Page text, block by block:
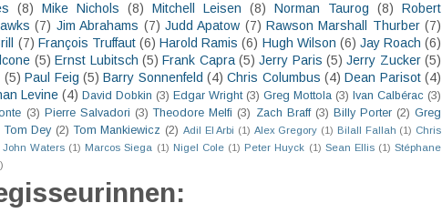
(8) Mike Nichols (8) Mitchell Leisen (8) Norman Taurog (8)
Robert
(7) Jim Abrahams (7) Judd Apatow (7) Rawson Marshall Thurber (7)
(7) François Truffaut (6) Harold Ramis (6) Hugh Wilson (6) Jay Roach (6)
(5) Ernst Lubitsch (5) Frank Capra (5) Jerry Paris (5) Jerry Zucker (5)
(5) Paul Feig (5) Barry Sonnenfeld (4) Chris Columbus (4) Dean Parisot (4)
Levine (4) David Dobkin (3) Edgar Wright (3) Greg Mottola (3) Ivan Calbérac (3)
(3) Pierre Salvadori (3) Theodore Melfi (3) Zach Braff (3) Billy Porter (2) Greg
Tom Dey (2) Tom Mankiewicz (2) Adil El Arbi (1) Alex Gregory (1) Bilall Fallah (1) Chris
John Waters (1) Marcos Siega (1) Nigel Cole (1) Peter Huyck (1) Sean Ellis (1) Stéphane